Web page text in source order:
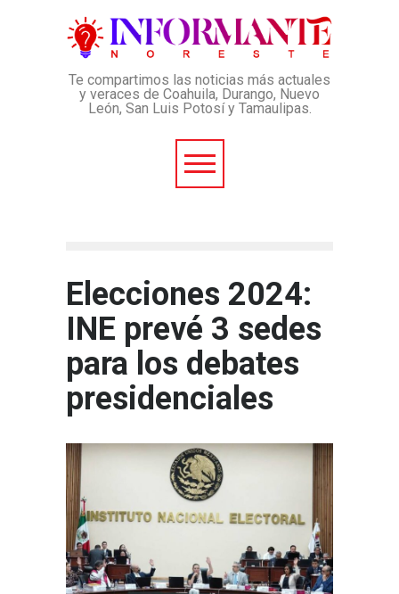
Te compartimos las noticias más actuales
y veraces de Coahuila, Durango, Nuevo
León, San Luis Potosí y Tamaulipas.
Elecciones 2024:
INE prevé 3 sedes
para los debates
presidenciales